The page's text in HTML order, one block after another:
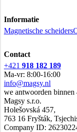
Informatie
Magnetische scheiders
Contact
+421 918 182 189
Ma-vr: 8:00-16:00
info@magsy.nl
we antwoorden binnen
Magsy s.r.o.
Holešovská 457,
763 16 Fryšták,
Company ID: